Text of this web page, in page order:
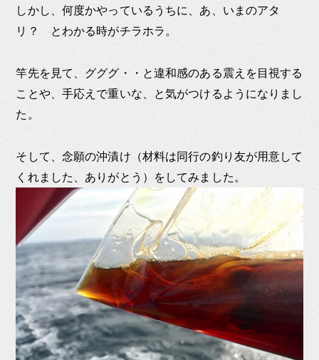
しかし、何度かやっているうちに、あ、いまのアタ
リ？ とわかる時がチラホラ。
竿先を見て、グググ・・と違和感のある震えを目視する
ことや、手応えで重いな、と気がつけるようになりまし
た。
そして、念願の沖漬け（材料は同行の釣り友が用意して
くれました、ありがとう）をしてみました。